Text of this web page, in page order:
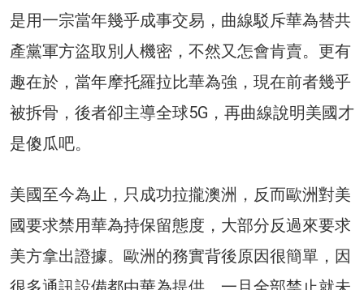
是用一宗當年幾乎成事交易，曲線駁斥華為替共
產黨軍方盜取別人機密，不然又怎會肯賣。更有
趣在於，當年摩托羅拉比華為強，現在前者幾乎
被拆骨，後者卻主導全球5G，再曲線說明美國才
是傻瓜吧。
美國至今為止，只成功拉攏澳洲，反而歐洲對美
國要求禁用華為持保留態度，大部分反過來要求
美方拿出證據。歐洲的務實背後原因很簡單，因